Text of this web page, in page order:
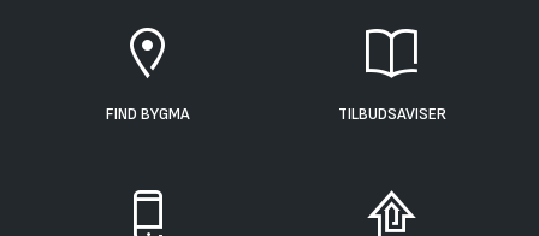
FIND BYGMA TILBUDSAVISER